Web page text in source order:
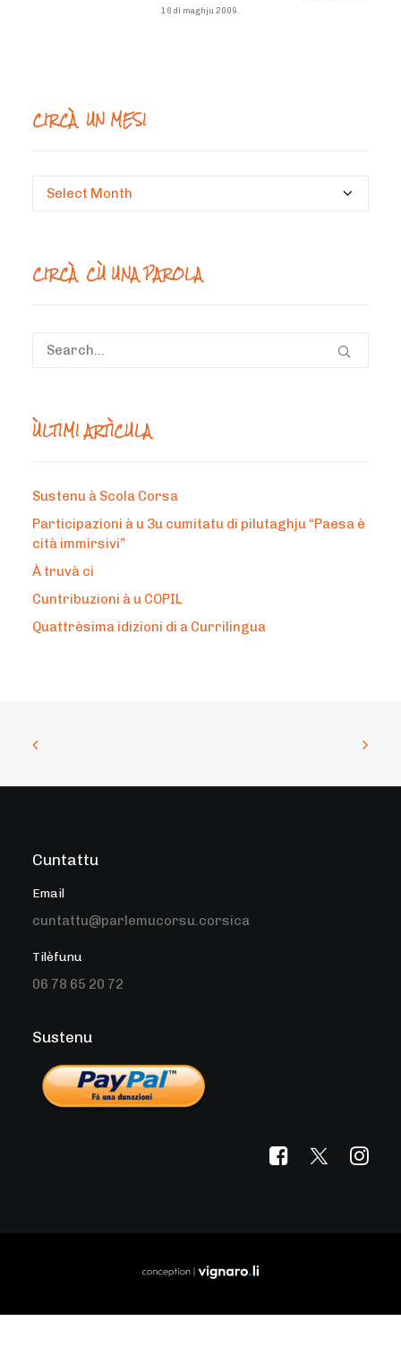
16 di maghju 2009.
CIRCÀ UN MESI
Circà
CIRCÀ CÙ UNA PAROLA
ÙLTIMI ARTÌCULA
Sustenu à Scola Corsa
Participazioni à u 3u cumitatu di pilutaghju “Paesa è
cità immirsivi”
À truvà ci
Cuntribuzioni à u COPIL
Quattrèsima idizioni di a Currilingua
Cuntattu
Email
cuntattu@parlemucorsu.corsica
Tilèfunu
06 78 65 20 72
Sustenu